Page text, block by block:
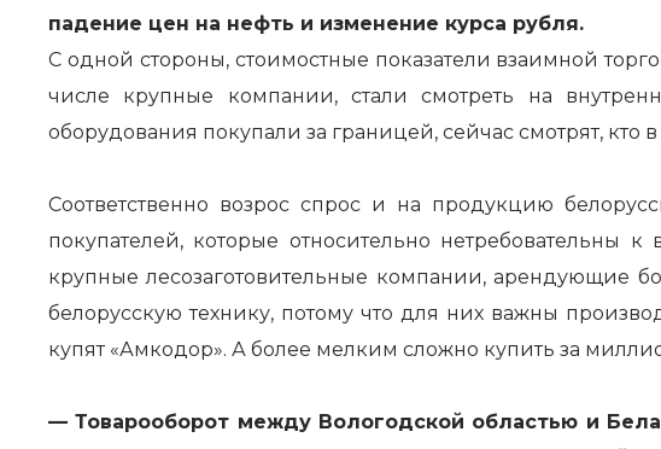
падение цен на нефть и изменение курса рубля.
С одной стороны, стоимостные показатели взаимной
числе крупные компании, стали смотреть на
оборудования покупали за границей, сейчас смотрят, кто
Соответственно возрос спрос и на продукцию
покупателей, которые относительно нетребовательны
крупные лесозаготовительные компании, арендующие
белорусскую технику, потому что для них важны
купят «Амкодор». А более мелким сложно купить за
— Товарооборот между Вологодской областью и